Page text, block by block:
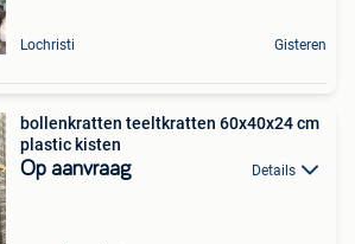
Lochristi Gisteren
bollenkratten teeltkratten 60x40x24 cm
plastic kisten
Op aanvraag Details